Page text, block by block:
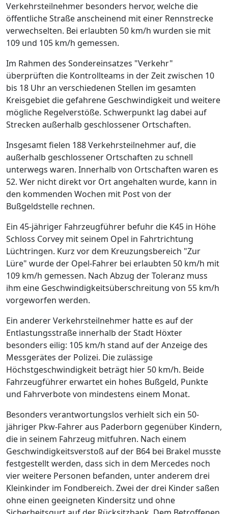
Verkehrsteilnehmer besonders hervor, welche die
öffentliche Straße anscheinend mit einer Rennstrecke
verwechselten. Bei erlaubten 50 km/h wurden sie mit
109 und 105 km/h gemessen.
Im Rahmen des Sondereinsatzes "Verkehr"
überprüften die Kontrollteams in der Zeit zwischen 10
bis 18 Uhr an verschiedenen Stellen im gesamten
Kreisgebiet die gefahrene Geschwindigkeit und weitere
mögliche Regelverstöße. Schwerpunkt lag dabei auf
Strecken außerhalb geschlossener Ortschaften.
Insgesamt fielen 188 Verkehrsteilnehmer auf, die
außerhalb geschlossener Ortschaften zu schnell
unterwegs waren. Innerhalb von Ortschaften waren es
52. Wer nicht direkt vor Ort angehalten wurde, kann in
den kommenden Wochen mit Post von der
Bußgeldstelle rechnen.
Ein 45-jähriger Fahrzeugführer befuhr die K45 in Höhe
Schloss Corvey mit seinem Opel in Fahrtrichtung
Lüchtringen. Kurz vor dem Kreuzungsbereich "Zur
Lüre" wurde der Opel-Fahrer bei erlaubten 50 km/h mit
109 km/h gemessen. Nach Abzug der Toleranz muss
ihm eine Geschwindigkeitsüberschreitung von 55 km/h
vorgeworfen werden.
Ein anderer Verkehrsteilnehmer hatte es auf der
Entlastungsstraße innerhalb der Stadt Höxter
besonders eilig: 105 km/h stand auf der Anzeige des
Messgerätes der Polizei. Die zulässige
Höchstgeschwindigkeit beträgt hier 50 km/h. Beide
Fahrzeugführer erwartet ein hohes Bußgeld, Punkte
und Fahrverbote von mindestens einem Monat.
Besonders verantwortungslos verhielt sich ein 50-
jähriger Pkw-Fahrer aus Paderborn gegenüber Kindern,
die in seinem Fahrzeug mitfuhren. Nach einem
Geschwindigkeitsverstoß auf der B64 bei Brakel musste
festgestellt werden, dass sich in dem Mercedes noch
vier weitere Personen befanden, unter anderem drei
Kleinkinder im Fondbereich. Zwei der drei Kinder saßen
ohne einen geeigneten Kindersitz und ohne